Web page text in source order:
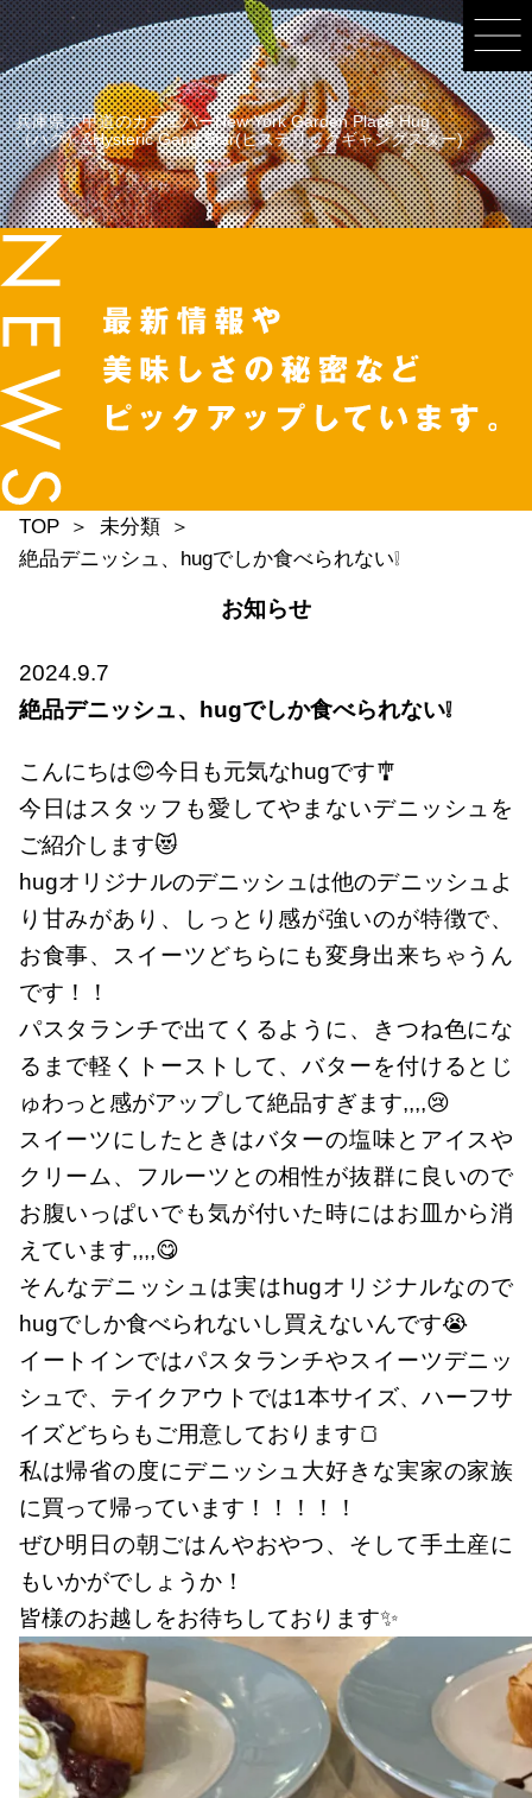
兵庫県六甲道のカフェバーNew York Garden Place Hug
（ハグ）&Hysteric Gang Star(ヒステリックギャングスター)
TOP
未分類
絶品デニッシュ、hugでしか食べられない❕
お知らせ
2024.9.7
絶品デニッシュ、hugでしか食べられない❕
こんにちは😊今日も元気なhugです🎐
今日はスタッフも愛してやまないデニッシュを
ご紹介します😻
hugオリジナルのデニッシュは他のデニッシュよ
り甘みがあり、しっとり感が強いのが特徴で、
お食事、スイーツどちらにも変身出来ちゃうん
です！！
パスタランチで出てくるように、きつね色にな
るまで軽くトーストして、バターを付けるとじ
ゅわっと感がアップして絶品すぎます,,,,😢
スイーツにしたときはバターの塩味とアイスや
クリーム、フルーツとの相性が抜群に良いので
お腹いっぱいでも気が付いた時にはお皿から消
えています,,,,😋
そんなデニッシュは実はhugオリジナルなので
hugでしか食べられないし買えないんです😭
イートインではパスタランチやスイーツデニッ
シュで、テイクアウトでは1本サイズ、ハーフサ
イズどちらもご用意しております🍞
私は帰省の度にデニッシュ大好きな実家の家族
に買って帰っています！！！！！
ぜひ明日の朝ごはんやおやつ、そして手土産に
もいかがでしょうか！
皆様のお越しをお待ちしております✨